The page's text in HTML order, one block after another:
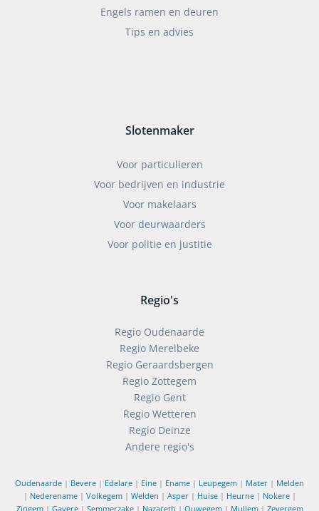
Engels ramen en deuren
Tips en advies
Slotenmaker
Voor particulieren
Voor bedrijven en industrie
Voor makelaars
Voor deurwaarders
Voor politie en justitie
Regio's
Regio Oudenaarde
Regio Merelbeke
Regio Geraardsbergen
Regio Zottegem
Regio Gent
Regio Wetteren
Regio Deinze
Andere regio's
Oudenaarde | Bevere | Edelare | Eine | Ename | Leupegem | Mater | Melden
| Nederename| Volkegem| Welden | Asper| Huise| Heurne| Nokere|
Zingem| Gavere| Semmerzake| Nazareth | Ouwegem| Mullem| Zevergem